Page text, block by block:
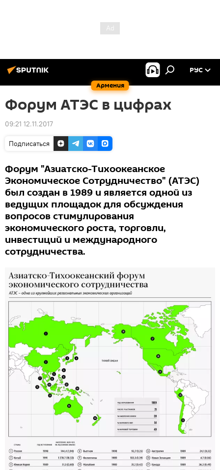
Армения
РУС
Форум АТЭС в цифрах
09:21 12.11.2017
Подписаться
Форум "Азиатско-Тихоокеанское
Экономическое Сотрудничество" (АТЭС)
был создан в 1989 и является одной из
ведущих площадок для обсуждения
вопросов стимулирования
экономического роста, торговли,
инвестиций и международного
сотрудничества.